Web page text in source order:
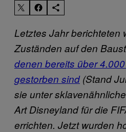
Letztes Jahr berichteten
Zuständen auf den
denen bereits über
gestorben sind(Stand
sie unter
Art Disneyland für die
errichten. Jetzt wurden